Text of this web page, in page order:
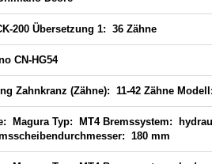
200 Übersetzung 1: 36 Zähne
CN-HG54
Zahnkranz (Zähne): 11-42 Zähne
Magura Typ: MT4 Bremssystem:
180 mm